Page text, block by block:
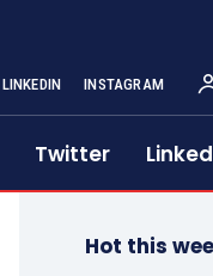
LINKEDIN INSTAGRAM
Twitter
Hot this